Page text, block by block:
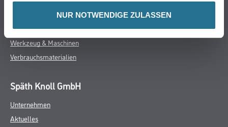
NUR NOTWENDIGE ZULASSEN
Wand- & Deckenbeläge
Werkzeug & Maschinen
Verbrauchsmaterialien
Späth Knoll GmbH
Unternehmen
Aktuelles